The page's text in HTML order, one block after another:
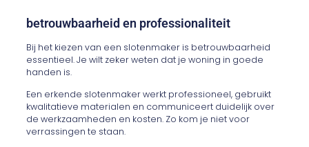
betrouwbaarheid en professionaliteit
Bij het kiezen van een slotenmaker is betrouwbaarheid
essentieel. Je wilt zeker weten dat je woning in goede
handen is.
Een erkende slotenmaker werkt professioneel, gebruikt
kwalitatieve materialen en communiceert duidelijk over
de werkzaamheden en kosten. Zo kom je niet voor
verrassingen te staan.